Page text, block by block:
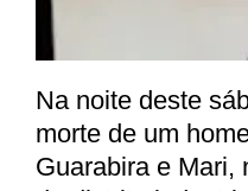
Na noite deste
morte de um
Guarabira e Mari,